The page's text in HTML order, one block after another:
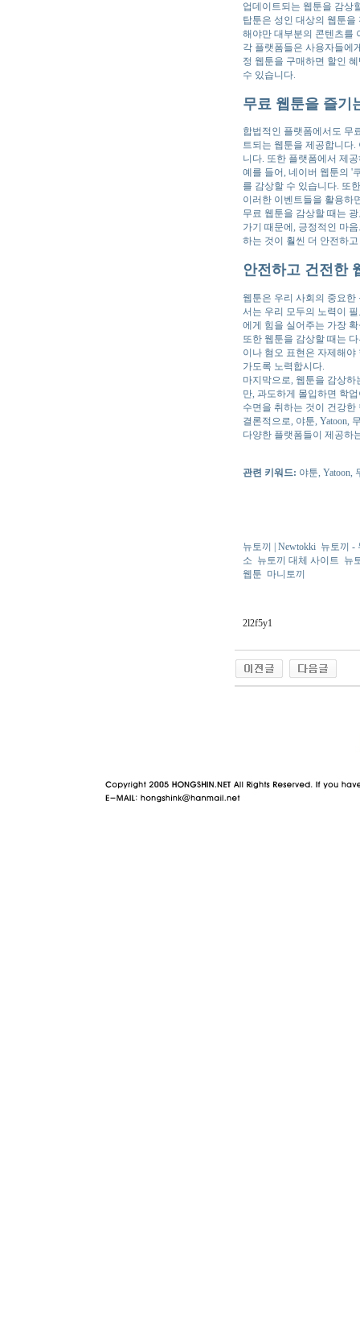
업데이트되는 웹툰을 감상
탑툰은 성인 대상의 웹툰
해야만 대부분의 콘텐츠를
각 플랫폼들은 사용자들에
정 웹툰을 구매하면 할인
수 있습니다.
무료 웹툰을 즐기
합법적인 플랫폼에서도 무
트되는 웹툰을 제공합니다
니다. 또한 플랫폼에서 제
예를 들어, 네이버 웹툰의 '
를 감상할 수 있습니다. 또
이러한 이벤트들을 활용하
무료 웹툰을 감상할 때는
가기 때문에, 긍정적인 마
하는 것이 훨씬 더 안전하
안전하고 건전한
웹툰은 우리 사회의 중요
서는 우리 모두의 노력이
에게 힘을 실어주는 가장
또한 웹툰을 감상할 때는
이나 혐오 표현은 자제해
가도록 노력합시다.
마지막으로, 웹툰을 감상
만, 과도하게 몰입하면 학
수면을 취하는 것이 건강
결론적으로, 야툰, Yatoon,
다양한 플랫폼들이 제공하
관련 키워드: 야툰, Yatoon,
뉴토끼 | Newtokki 뉴토끼 -
소 뉴토끼 대체 사이트 뉴
웹툰 마니토끼
2l2f5y1